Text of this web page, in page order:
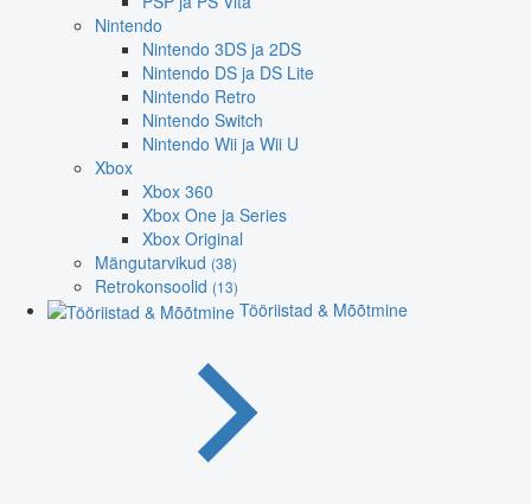
Nintendo
Nintendo 3DS ja 2DS
Nintendo DS ja DS Lite
Nintendo Retro
Nintendo Switch
Nintendo Wii ja Wii U
Xbox
Xbox 360
Xbox One ja Series
Xbox Original
Mängutarvikud (38)
Retrokonsoolid (13)
Tööriistad & Mõõtmine